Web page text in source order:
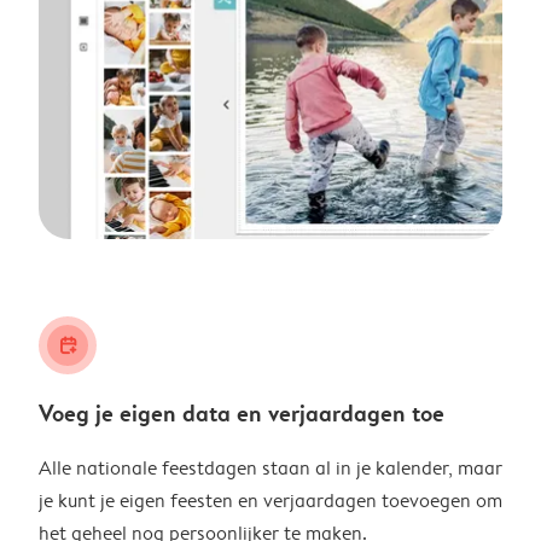
calendar_plus
Voeg je eigen data en verjaardagen toe
Alle nationale feestdagen staan al in je kalender, maar
je kunt je eigen feesten en verjaardagen toevoegen om
het geheel nog persoonlijker te maken.